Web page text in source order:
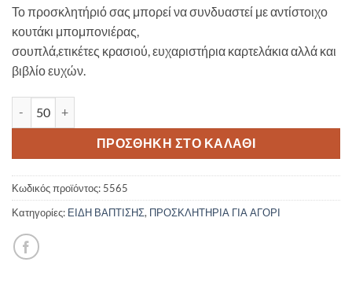
Το προσκλητήριό σας μπορεί να συνδυαστεί με αντίστοιχο
κουτάκι μπομπονιέρας,
σουπλά,ετικέτες κρασιού, ευχαριστήρια καρτελάκια αλλά και
βιβλίο ευχών.
ΠΡΟΣΘΉΚΗ ΣΤΟ ΚΑΛΆΘΙ
Κωδικός προϊόντος: 5565
Κατηγορίες: ΕΙΔΗ ΒΑΠΤΙΣΗΣ, ΠΡΟΣΚΛΗΤΗΡΙΑ ΓΙΑ ΑΓΟΡΙ